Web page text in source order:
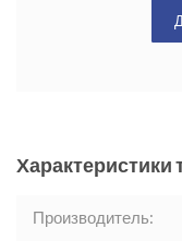
Характеристики
Производитель: